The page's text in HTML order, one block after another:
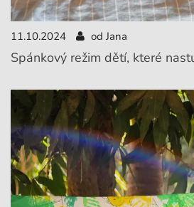
11.10.2024 od Jana
Spánkový režim dětí, které